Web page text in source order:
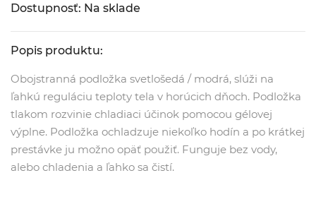
Dostupnosť: Na sklade
Popis produktu:
Obojstranná podložka svetlošedá / modrá, slúži na
ľahkú reguláciu teploty tela v horúcich dňoch. Podložka
tlakom rozvinie chladiaci účinok pomocou gélovej
výplne. Podložka ochladzuje niekoľko hodín a po krátkej
prestávke ju možno opäť použiť. Funguje bez vody,
alebo chladenia a ľahko sa čistí.